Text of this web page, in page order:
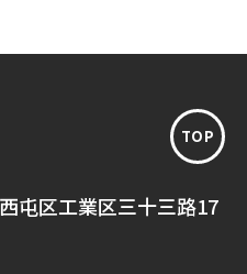
屯区工業区三十三路17
TOP